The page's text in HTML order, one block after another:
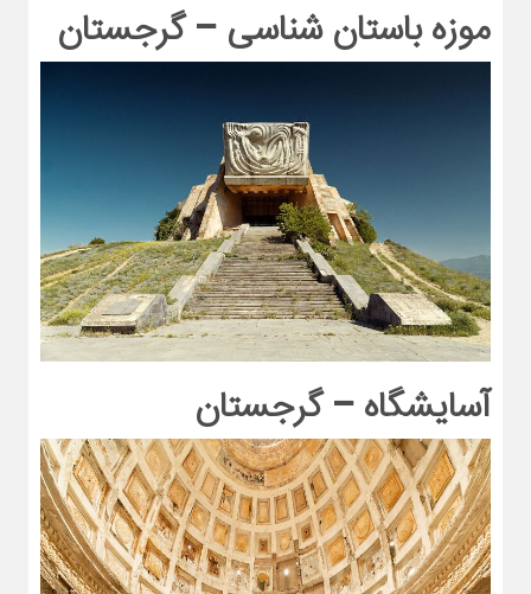
موزه باستان شناسی – گرجستان
آسایشگاه – گرجستان